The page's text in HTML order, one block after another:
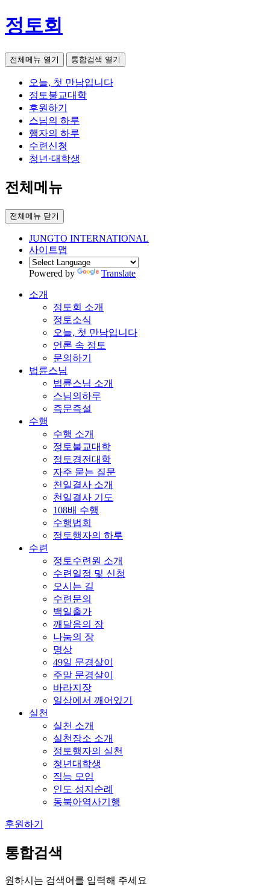
정토회
전체메뉴 열기 통합검색 열기
오늘, 첫 만남입니다
정토불교대학
후원하기
스님의 하루
행자의 하루
수련신청
청년·대학생
전체메뉴
전체메뉴 닫기
JUNGTO INTERNATIONAL
사이트맵
Powered by Translate
소개
정토회 소개
정토소식
오늘, 첫 만남입니다
언론 속 정토
문의하기
법륜스님
법륜스님 소개
스님의하루
즉문즉설
수행
수행 소개
정토불교대학
정토경전대학
자주 묻는 질문
천일결사 소개
천일결사 기도
108배 수행
수행법회
정토행자의 하루
수련
정토수련원 소개
수련일정 및 신청
오시는 길
수련문의
백일출가
깨달음의 장
나눔의 장
명상
49일 문경살이
주말 문경살이
바라지장
일상에서 깨어있기
실천
실천 소개
실천장소 소개
정토행자의 실천
청년대학생
직능 모임
인도 성지순례
동북아역사기행
후원하기
통합검색
원하시는 검색어를 입력해 주세요